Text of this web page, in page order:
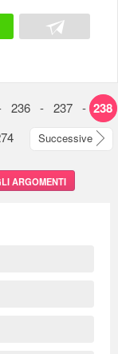
236 - 237 - 238
Successive
ARGOMENTI